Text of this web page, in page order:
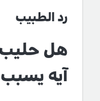
رد الطبيب
هل حليب
آيه يسبب